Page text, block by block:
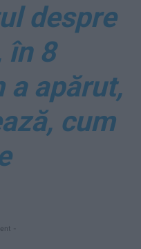
despre
în 8
a apărut,
cum
-